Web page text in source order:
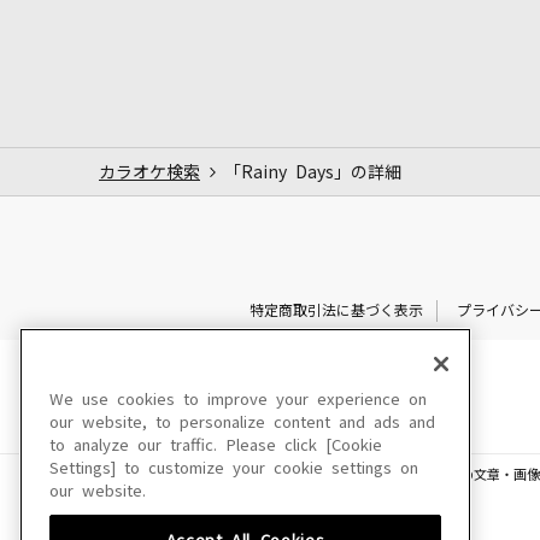
カラオケ検索 「Rainy Days」の詳細
特定商取引法に基づく表示 プライバシ
このサイトに掲載されている一切の文章・画
We use cookies to improve your experience on
our website, to personalize content and ads and
to analyze our traffic. Please click [Cookie
Settings] to customize your cookie settings on
our website.